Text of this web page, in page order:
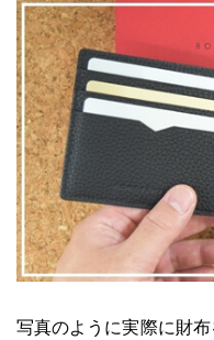
写真のように実際に財